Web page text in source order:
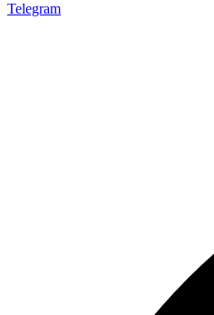
Telegram